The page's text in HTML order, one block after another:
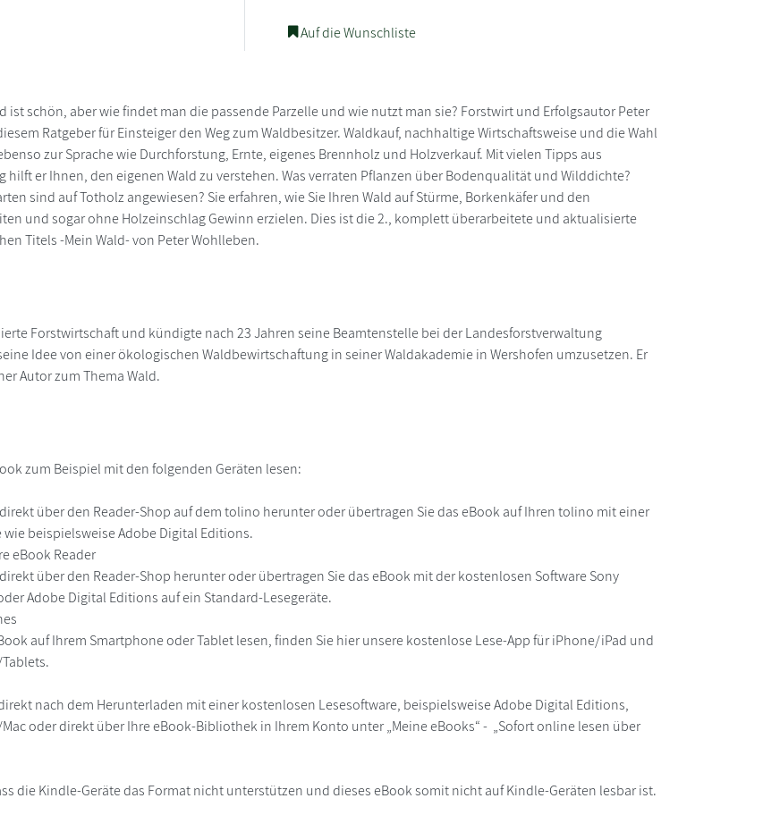
Auf die Wunschliste
ist schön, aber wie findet man die passende Parzelle und wie nutzt man sie? Forstwirt und Erfolgsautor Peter
Ratgeber für Einsteiger den Weg zum Waldbesitzer. Waldkauf, nachhaltige Wirtschaftsweise und die Wahl
zur Sprache wie Durchforstung, Ernte, eigenes Brennholz und Holzverkauf. Mit vielen Tipps aus
hilft er Ihnen, den eigenen Wald zu verstehen. Was verraten Pflanzen über Bodenqualität und Wilddichte?
sind auf Totholz angewiesen? Sie erfahren, wie Sie Ihren Wald auf Stürme, Borkenkäfer und den
und sogar ohne Holzeinschlag Gewinn erzielen. Dies ist die 2., komplett überarbeitete und aktualisierte
Titels -Mein Wald- von Peter Wohlleben.
Forstwirtschaft und kündigte nach 23 Jahren seine Beamtenstelle bei der Landesforstverwaltung
Idee von einer ökologischen Waldbewirtschaftung in seiner Waldakademie in Wershofen umzusetzen. Er
Autor zum Thema Wald.
zum Beispiel mit den folgenden Geräten lesen:
über den Reader-Shop auf dem tolino herunter oder übertragen Sie das eBook auf Ihren tolino mit einer
beispielsweise Adobe Digital Editions.
eBook Reader
über den Reader-Shop herunter oder übertragen Sie das eBook mit der kostenlosen Software Sony
oder Adobe Digital Editions auf ein Standard-Lesegeräte.
auf Ihrem Smartphone oder Tablet lesen, finden Sie hier unsere kostenlose Lese-App für iPhone/iPad und
nach dem Herunterladen mit einer kostenlosen Lesesoftware, beispielsweise Adobe Digital Editions,
Mac oder direkt über Ihre eBook-Bibliothek in Ihrem Konto unter „Meine eBooks“ - „Sofort online lesen über
die Kindle-Geräte das Format nicht unterstützen und dieses eBook somit nicht auf Kindle-Geräten lesbar ist.